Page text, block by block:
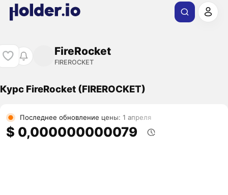
FireRocket
FIREROCKET
Курс FireRocket (FIREROCKET)
Последнее обновление цены: 1 апреля
$ 0,000000000079